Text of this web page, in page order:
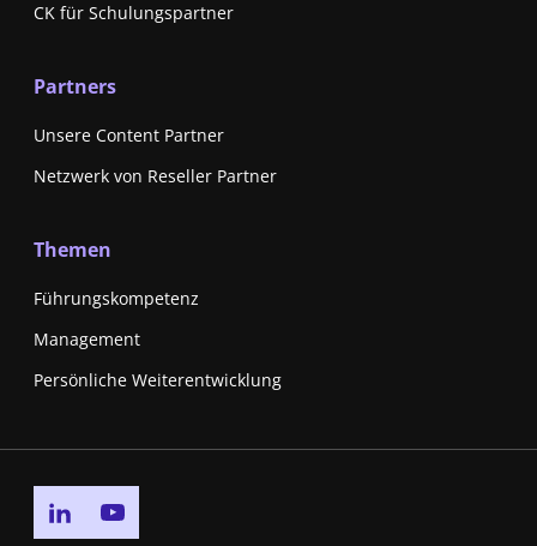
CK für Schulungspartner
Partners
Unsere Content Partner
Netzwerk von Reseller Partner
Themen
Führungskompetenz
Management
Persönliche Weiterentwicklung
Go to linkedin page